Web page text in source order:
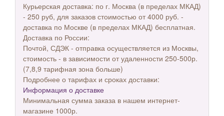
Курьерская доставка: по г. Москва (в пределах МКАД)
- 250 руб, для заказов стоимостью от 4000 руб. -
доставка по Москве (в пределах МКАД) бесплатная.
Доставка по России:
Почтой, СДЭК - отправка осуществляется из Москвы,
стоимость - в зависимости от удаленности 250-500р.
(7,8,9 тарифная зона больше)
Подробнее о тарифах и сроках доставки:
Информация о доставке
Минимальная сумма заказа в нашем интернет-
магазине 1000р.